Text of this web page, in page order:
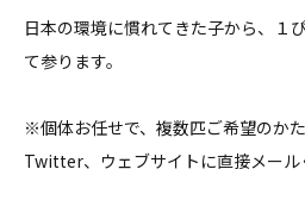
日本の環境に慣れてきた子から、１
て参ります。
※個体お任せで、複数匹ご希望のか
Twitter、ウェブサイトに直接メール